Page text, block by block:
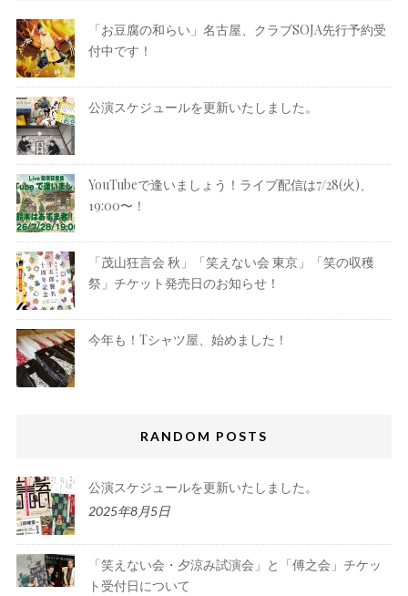
「お豆腐の和らい」名古屋、クラブSOJA先行予約受
付中です！
公演スケジュールを更新いたしました。
YouTubeで逢いましょう！ライブ配信は7/28(火)、
19:00〜！
「茂山狂言会 秋」「笑えない会 東京」「笑の収穫
祭」チケット発売日のお知らせ！
今年も！Tシャツ屋、始めました！
RANDOM POSTS
公演スケジュールを更新いたしました。
2025年8月5日
「笑えない会・夕涼み試演会」と「傅之会」チケッ
ト受付日について